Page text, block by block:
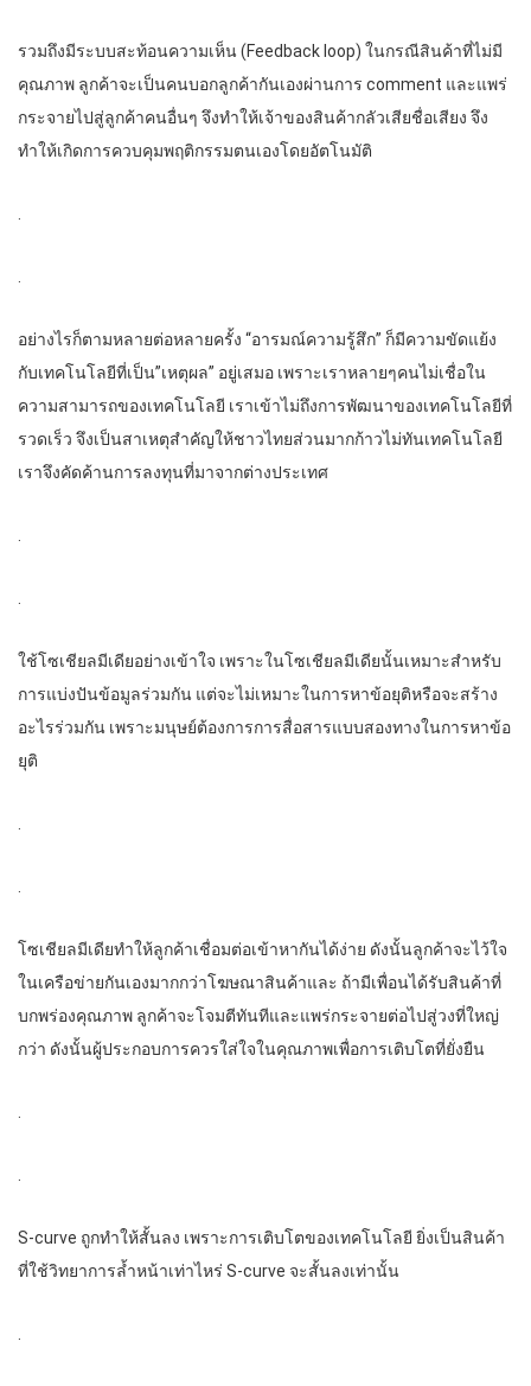
รวมถึงมีระบบสะท้อนความเห็น (Feedback loop) ในกรณีสินค้าที่ไม่มี
คุณภาพ ลูกค้าจะเป็นคนบอกลูกค้ากันเองผ่านการ comment และแพร่
กระจายไปสู่ลูกค้าคนอื่นๆ จึงทำให้เจ้าของสินค้ากลัวเสียชื่อเสียง จึง
ทำให้เกิดการควบคุมพฤติกรรมตนเองโดยอัตโนมัติ
.
.
อย่างไรก็ตามหลายต่อหลายครั้ง “อารมณ์ความรู้สึก” ก็มีความขัดแย้ง
กับเทคโนโลยีที่เป็น”เหตุผล” อยู่เสมอ เพราะเราหลายๆคนไม่เชื่อใน
ความสามารถของเทคโนโลยี เราเข้าไม่ถึงการพัฒนาของเทคโนโลยีที่
รวดเร็ว จึงเป็นสาเหตุสำคัญให้ชาวไทยส่วนมากก้าวไม่ทันเทคโนโลยี
เราจึงคัดค้านการลงทุนที่มาจากต่างประเทศ
.
.
ใช้โซเชียลมีเดียอย่างเข้าใจ เพราะในโซเชียลมีเดียนั้นเหมาะสำหรับ
การแบ่งปันข้อมูลร่วมกัน แต่จะไม่เหมาะในการหาข้อยุติหรือจะสร้าง
อะไรร่วมกัน เพราะมนุษย์ต้องการการสื่อสารแบบสองทางในการหาข้อ
ยุติ
.
.
โซเชียลมีเดียทำให้ลูกค้าเชื่อมต่อเข้าหากันได้ง่าย ดังนั้นลูกค้าจะไว้ใจ
ในเครือข่ายกันเองมากกว่าโฆษณาสินค้าและ ถ้ามีเพื่อนได้รับสินค้าที่
บกพร่องคุณภาพ ลูกค้าจะโจมตีทันทีและแพร่กระจายต่อไปสู่วงที่ใหญ่
กว่า ดังนั้นผู้ประกอบการควรใส่ใจในคุณภาพเพื่อการเติบโตที่ยั่งยืน
.
.
S-curve ถูกทำให้สั้นลง เพราะการเติบโตของเทคโนโลยี ยิ่งเป็นสินค้า
ที่ใช้วิทยาการล้ำหน้าเท่าไหร่ S-curve จะสั้นลงเท่านั้น
.